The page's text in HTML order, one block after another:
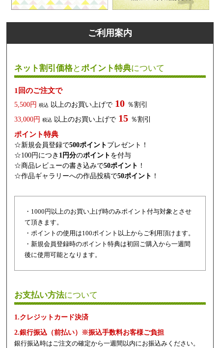
ご利用案内
ネット割引価格とポイント特典について
1回のご注文で
5,500円 税込 以上のお買い上げで 10 ％割引
33,000円 税込 以上のお買い上げで 15 ％割引
ポイント特典
☆新規会員登録で500ポイント プレゼント！
☆100円につき 1円分のポイント を付与
☆商品レビューの書き込みで50ポイント ！
☆作品ギャラリーへの作品投稿で50ポイント ！
・1000円以上のお買い上げ時のみポイント付与対象とさせ
て頂きます。
・ポイントの使用は100ポイント以上からご利用頂けます。
・新規会員登録時のポイント特典は初回ご購入から一週間
後に使用可能となります。
お支払い方法について
1.クレジットカード決済
2.銀行振込（前払い）※振込手数料お客様ご負担
銀行振込時はご注文の確定から一週間以内にお振込みください。